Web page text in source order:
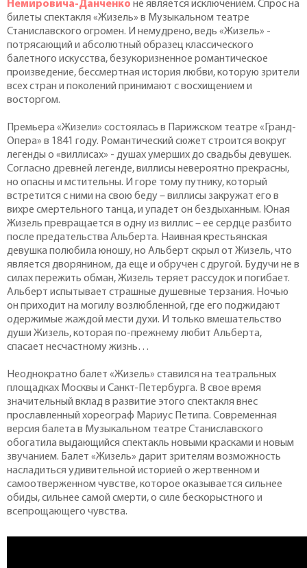
Немировича-Данченко не является исключением. Спрос на
билеты спектакля «Жизель» в Музыкальном театре
Станиславского огромен. И немудрено, ведь «Жизель» -
потрясающий и абсолютный образец классического
балетного искусства, безукоризненное романтическое
произведение, бессмертная история любви, которую зрители
всех стран и поколений принимают с восхищением и
восторгом.
Премьера «Жизели» состоялась в Парижском театре «Гранд-
Опера» в 1841 году. Романтический сюжет строится вокруг
легенды о «виллисах» - душах умерших до свадьбы девушек.
Согласно древней легенде, виллисы невероятно прекрасны,
но опасны и мстительны. И горе тому путнику, который
встретится с ними на свою беду – виллисы закружат его в
вихре смертельного танца, и упадет он бездыханным. Юная
Жизель превращается в одну из виллис – ее сердце разбито
после предательства Альберта. Наивная крестьянская
девушка полюбила юношу, но Альберт скрыл от Жизель, что
является дворянином, да еще и обручен с другой. Будучи не в
силах пережить обман, Жизель теряет рассудок и погибает.
Альберт испытывает страшные душевные терзания. Ночью
он приходит на могилу возлюбленной, где его поджидают
одержимые жаждой мести духи. И только вмешательство
души Жизель, которая по-прежнему любит Альберта,
спасает несчастному жизнь…
Неоднократно балет «Жизель» ставился на театральных
площадках Москвы и Санкт-Петербурга. В свое время
значительный вклад в развитие этого спектакля внес
прославленный хореограф Мариус Петипа. Современная
версия балета в Музыкальном театре Станиславского
обогатила выдающийся спектакль новыми красками и новым
звучанием. Балет «Жизель» дарит зрителям возможность
насладиться удивительной историей о жертвенном и
самоотверженном чувстве, которое оказывается сильнее
обиды, сильнее самой смерти, о силе бескорыстного и
всепрощающего чувства.